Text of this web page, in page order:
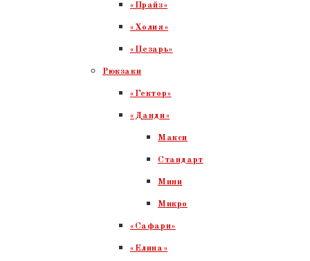
«Прайз»
«Холия»
«Цезарь»
Рюкзаки
«Гектор»
«Данди»
Макси
Стандарт
Мини
Микро
«Сафари»
«Елина»